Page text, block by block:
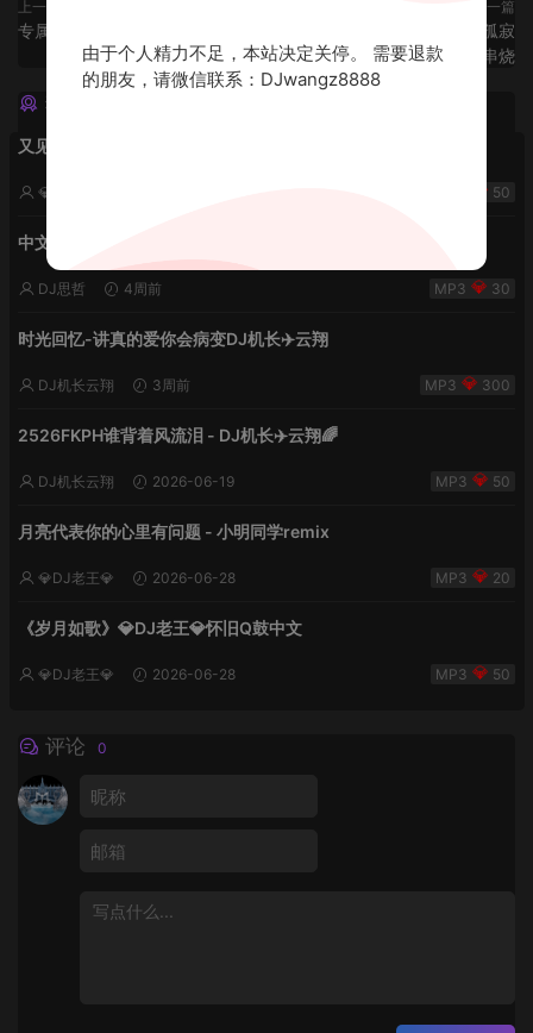
上一篇
专属周杰伦私货ProgHouse串烧
下一篇
抖音流行国语百年孤寂
FunKyhouse串烧
猜你喜欢
又见流星雨 lak中文-小明同学remix
💎DJ老王💎 50
中文欢快2k26雨后夏天的风
DJ思哲 4周前 30
时光回忆-讲真的爱你会病变DJ机长✈️云翔
DJ机长云翔 3周前 300
2526FKPH谁背着风流泪 - DJ机长✈️云翔🌈
DJ机长云翔 2026-06-19 50
月亮代表你的心里有问题 - 小明同学remix
💎DJ老王💎 2026-06-28 20
《岁月如歌》💎DJ老王💎怀旧Q鼓中文
💎DJ老王💎 2026-06-28 50
评论 0
由于个人精力不足，本站决定关停。 需要退款
的朋友，请微信联系：DJwangz8888